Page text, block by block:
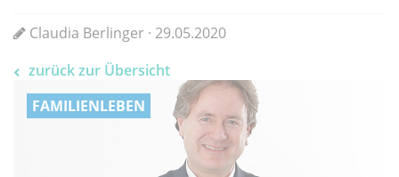
Claudia Berlinger · 29.05.2020
zurück zur Übersicht
FAMILIENLEBEN